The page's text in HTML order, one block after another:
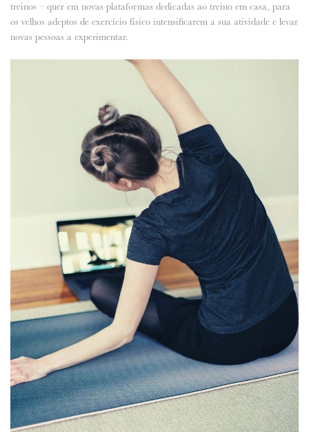
treinos – quer em novas plataformas dedicadas ao treino em casa, para
os velhos adeptos de exercício físico intensificarem a sua atividade e levar
novas pessoas a experimentar.